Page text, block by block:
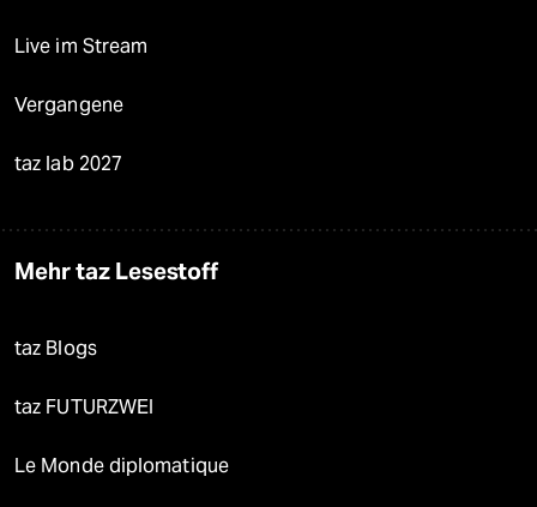
Live im Stream
Vergangene
taz lab 2027
Mehr taz Lesestoff
taz Blogs
taz FUTURZWEI
Le Monde diplomatique